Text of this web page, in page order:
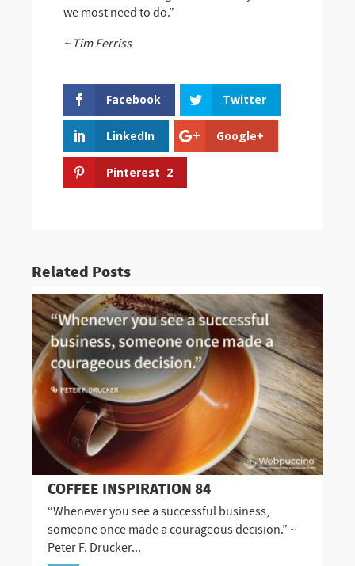
we most need to do.”
~ Tim Ferriss
Facebook Twitter
LinkedIn Google+
Pinterest 2
Related Posts
COFFEE INSPIRATION 84
“Whenever you see a successful business,
someone once made a courageous decision.” ~
Peter F. Drucker...